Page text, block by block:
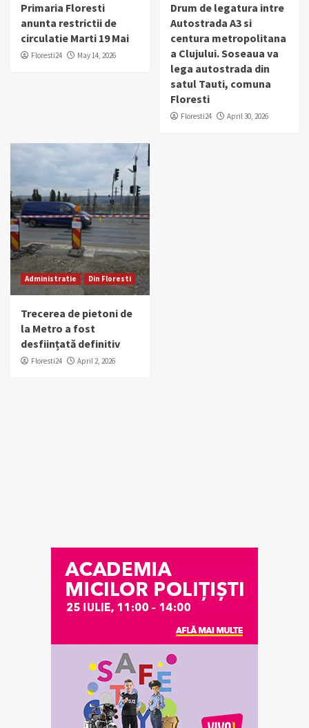
Primaria Floresti
anunta restrictii de
circulatie Marti 19 Mai
Floresti24 May 14, 2026
Drum de legatura intre
Autostrada A3 si
centura metropolitana
a Clujului. Soseaua va
lega autostrada din
satul Tauti, comuna
Floresti
Floresti24 April 30, 2026
Administratie Din Floresti
Trecerea de pietoni de
la Metro a fost
desființată definitiv
Floresti24 April 2, 2026